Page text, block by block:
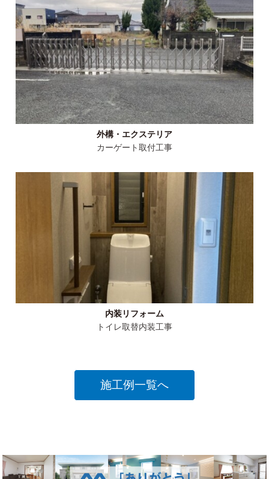
外構・エクステリア
カーゲート取付工事
内装リフォーム
トイレ取替内装工事
施工例一覧へ